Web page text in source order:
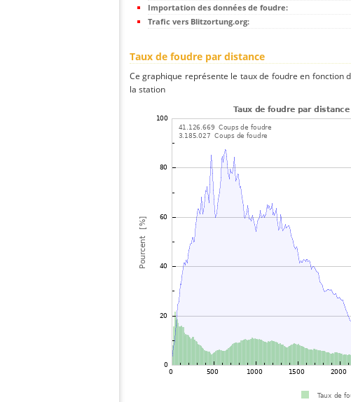
Importation des données de foudre:
Trafic vers Blitzortung.org:
Taux de foudre par distance
Ce graphique représente le taux de foudre en fonction
la station